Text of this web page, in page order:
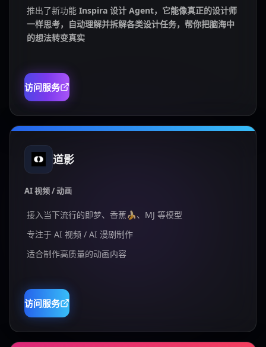
推出了新功能 Inspira 设计 Agent，它能像真正的设计师
一样思考，自动理解并拆解各类设计任务，帮你把脑海中
的想法转变真实
访问服务
道影
AI 视频 / 动画
接入当下流行的即梦、香蕉🍌、MJ 等模型
专注于 AI 视频 / AI 漫剧制作
适合制作高质量的动画内容
访问服务